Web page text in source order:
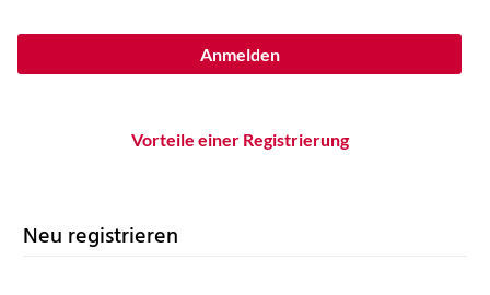
Anmelden
Vorteile einer Registrierung
Neu registrieren